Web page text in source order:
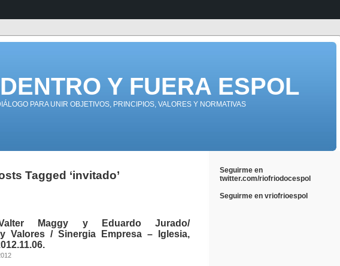
Y FUERA ESPOL
PARA UNIR OBJETIVOS, PRINCIPIOS, VALORES Y NORMATIVAS
Tagged ‘invitado’
Valter Maggy y Eduardo Jurado/
Valores / Sinergia Empresa – Iglesia,
Seguirme en
twitter.com/riofriodocespol
Seguirme en vriofrioespol